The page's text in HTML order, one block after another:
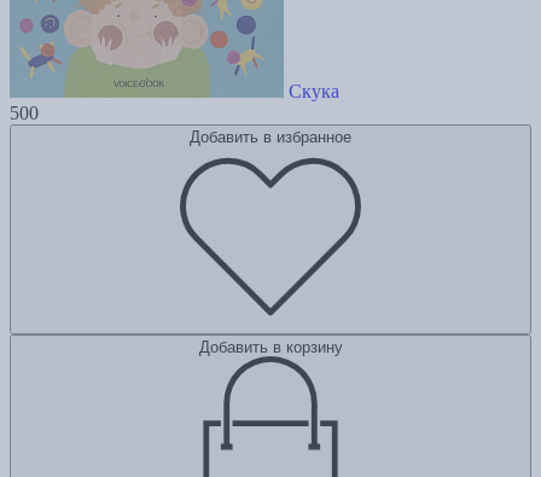
Скука
500
Добавить в избранное
Добавить в корзину